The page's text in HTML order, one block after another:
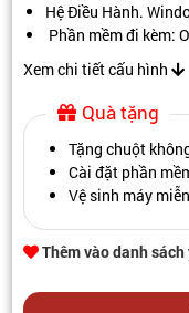
Hệ Điều Hành.
Phần mềm đi kèm:
Xem chi tiết cấu hình
Quà tặng
Tặng chuột
Cài đặt phần
Vệ sinh máy
Thêm vào danh